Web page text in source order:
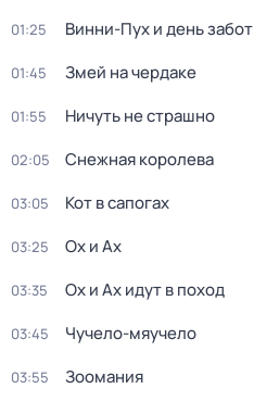
01:25 Винни-Пух и день забот
01:45 Змей на чердаке
01:55 Ничуть не страшно
02:05 Снежная королева
03:05 Кот в сапогах
03:25 Ох и Ах
03:35 Ох и Ах идут в поход
03:45 Чучело-мяучело
03:55 Зоомания